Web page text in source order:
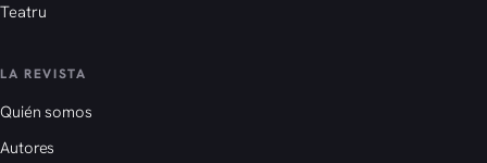
Teatru
LA REVISTA
Quién somos
Autores